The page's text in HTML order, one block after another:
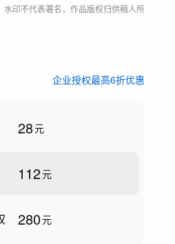
水印不代表署名，作品版权归供稿人所
企业授权最高6折优惠
28元
112元
280元